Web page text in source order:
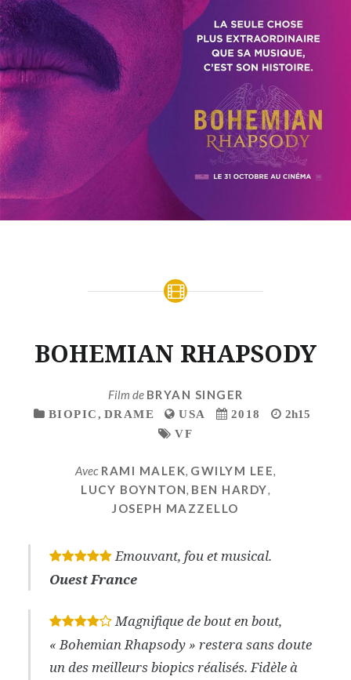
BOHEMIAN RHAPSODY
Film de BRYAN SINGER
BIOPIC , DRAME USA 2018
2h15
VF
Avec RAMI MALEK, GWILYM LEE,
LUCY BOYNTON, BEN HARDY,
JOSEPH MAZZELLO
* * * * *
Emouvant, fou et musical.
Ouest France
* * * * Magnifique de bout en bout,
« Bohemian Rhapsody » restera sans doute
un des meilleurs biopics réalisés. Fidèle à